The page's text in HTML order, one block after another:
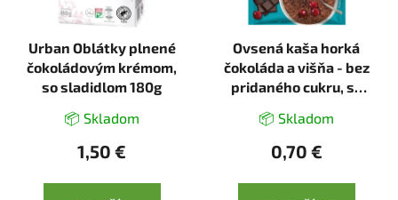
Urban Oblátky plnené
čokoládovým krémom,
so sladidlom 180g
📦 Skladom
1,50 €
Ovsená kaša horká
čokoláda a višňa - bez
pridaného cukru, so
📦 Skladom
0,70 €